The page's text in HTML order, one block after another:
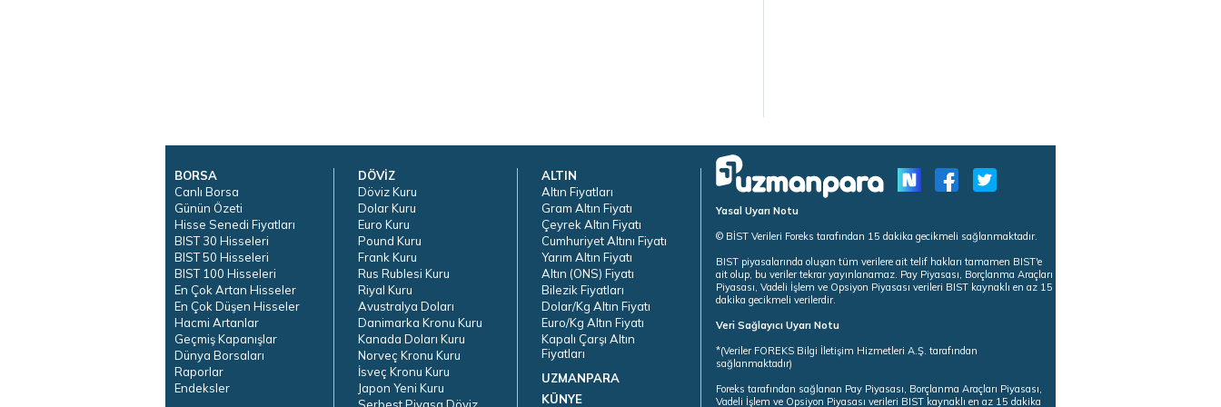
BORSA
Canlı Borsa
Günün Özeti
Hisse Senedi Fiyatları
BIST 30 Hisseleri
BIST 50 Hisseleri
BIST 100 Hisseleri
En Çok Artan Hisseler
En Çok Düşen Hisseler
Hacmi Artanlar
Geçmiş Kapanışlar
Dünya Borsaları
Raporlar
Endeksler
DÖVİZ
Döviz Kuru
Dolar Kuru
Euro Kuru
Pound Kuru
Frank Kuru
Rus Rublesi Kuru
Riyal Kuru
Avustralya Doları
Danimarka Kronu Kuru
Kanada Doları Kuru
Norveç Kronu Kuru
İsveç Kronu Kuru
Japon Yeni Kuru
Serbest Piyasa Döviz
ALTIN
Altın Fiyatları
Gram Altın Fiyatı
Çeyrek Altın Fiyatı
Cumhuriyet Altını Fiyatı
Yarım Altın Fiyatı
Altın (ONS) Fiyatı
Bilezik Fiyatları
Dolar/Kg Altın Fiyatı
Euro/Kg Altın Fiyatı
Kapalı Çarşı Altın
Fiyatları
UZMANPARA
KÜNYE
Yasal Uyarı Notu
© BİST Verileri Foreks tarafından 15 dakika gecikmeli sağlanmaktadır.
BIST piyasalarında oluşan tüm verilere ait telif hakları tamamen BIST'e
ait olup, bu veriler tekrar yayınlanamaz. Pay Piyasası, Borçlanma Araçları
Piyasası, Vadeli İşlem ve Opsiyon Piyasası verileri BIST kaynaklı en az 15
dakika gecikmeli verilerdir.
Veri Sağlayıcı Uyarı Notu
*(Veriler FOREKS Bilgi İletişim Hizmetleri A.Ş. tarafından
sağlanmaktadır)
Foreks tarafından sağlanan Pay Piyasası, Borçlanma Araçları Piyasası,
Vadeli İşlem ve Opsiyon Piyasası verileri BIST kaynaklı en az 15 dakika